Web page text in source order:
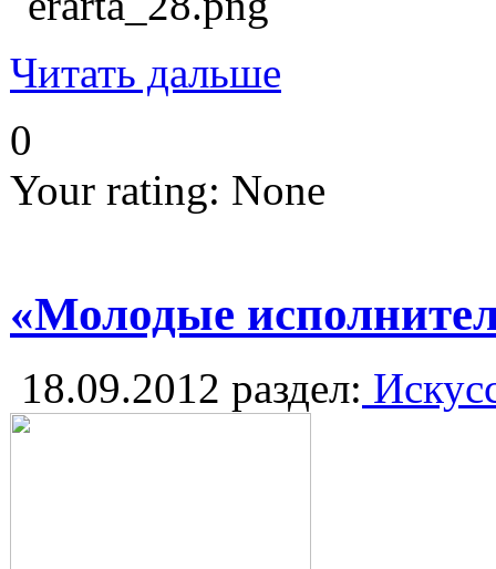
Читать дальше
0
Your rating: None
«Молодые
18.09.2012 раздел: